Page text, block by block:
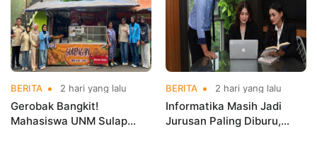
BERITA 2 hari yang lalu
Gerobak Bangkit!
Mahasiswa UNM Sulap
BERITA 2 hari yang lalu
Informatika Masih Jadi
Jurusan Paling Diburu,